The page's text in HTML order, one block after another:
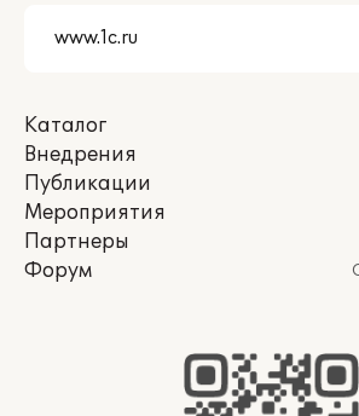
Каталог
Внедрения
Публикации
Мероприятия
Партнеры
Форум